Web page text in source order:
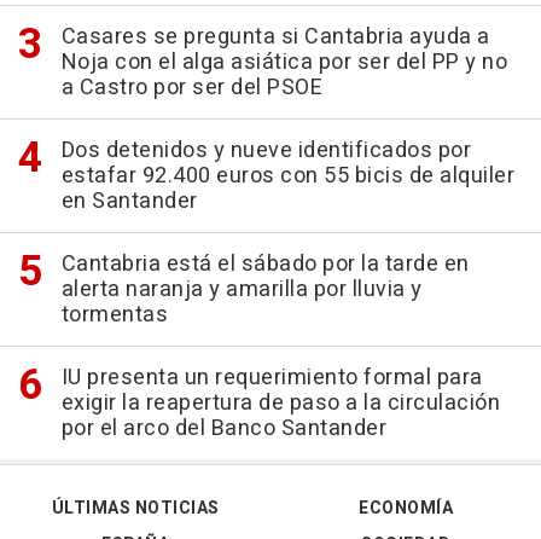
Casares se pregunta si Cantabria ayuda a
Noja con el alga asiática por ser del PP y no
a Castro por ser del PSOE
Dos detenidos y nueve identificados por
estafar 92.400 euros con 55 bicis de alquiler
en Santander
Cantabria está el sábado por la tarde en
alerta naranja y amarilla por lluvia y
tormentas
IU presenta un requerimiento formal para
exigir la reapertura de paso a la circulación
por el arco del Banco Santander
ÚLTIMAS NOTICIAS
ECONOMÍA